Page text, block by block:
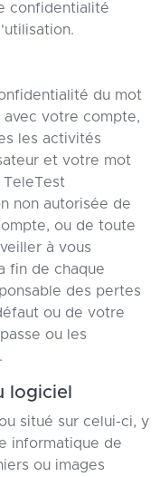
confidentialité
du mot
avec votre compte,
les activités
et votre mot
non autorisée de
ou de toute
à vous
fin de chaque
des pertes
ou de votre
ou les
logiciel
situé sur celui-ci, y
informatique de
ou images